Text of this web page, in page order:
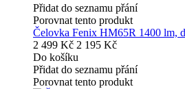
Přidat do seznamu přání
Porovnat tento produkt
Čelovka Fenix HM65R 1400 lm,
2 499 Kč 2 195 Kč
Do košíku
Přidat do seznamu přání
Porovnat tento produkt